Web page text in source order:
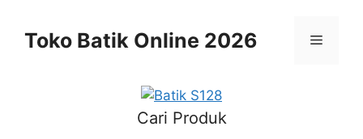
contentToko Batik Online 2026 Menu
Cari Produk